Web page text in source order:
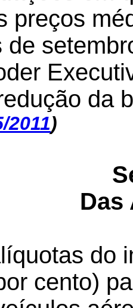
preços
de
da
2011)
Das
do
cento)